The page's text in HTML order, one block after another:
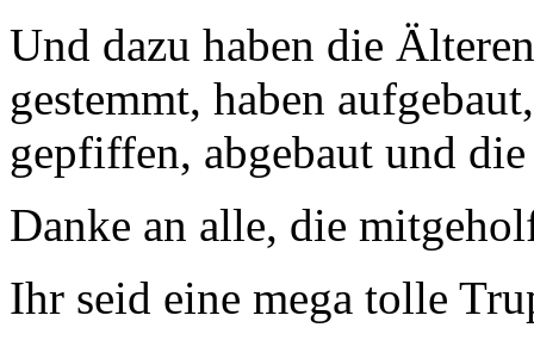
Und dazu haben die
gestemmt, haben
gepfiffen, abgebaut und
Danke an alle, die
Ihr seid eine mega tolle